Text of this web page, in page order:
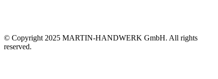
© Copyright 2025 MARTIN-HANDWERK GmbH. All rights
reserved.